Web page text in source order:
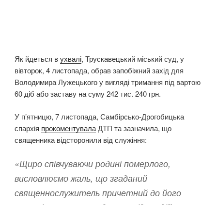
Як йдеться вухвалі, Трускавецький міський суд, у
вівторок, 4 листопада, обрав запобіжний захід для
Володимира Лужецького у вигляді тримання під вартою
60 діб або заставу на суму 242 тис. 240 грн.
У пʼятницю, 7 листопада, Самбірсько-Дрогобицька
єпархія прокоментувалаДТП та зазначила, що
священника відсторонили від служіння:
«Щиро співчуваючи родині померлого,
висловлюємо жаль, що згаданий
священнослужитель причетний до його